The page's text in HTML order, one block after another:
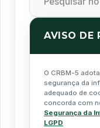
AVISO DE
O CRBM-5
segurança da
adequado de
concorda com
Segurança da
LGPD